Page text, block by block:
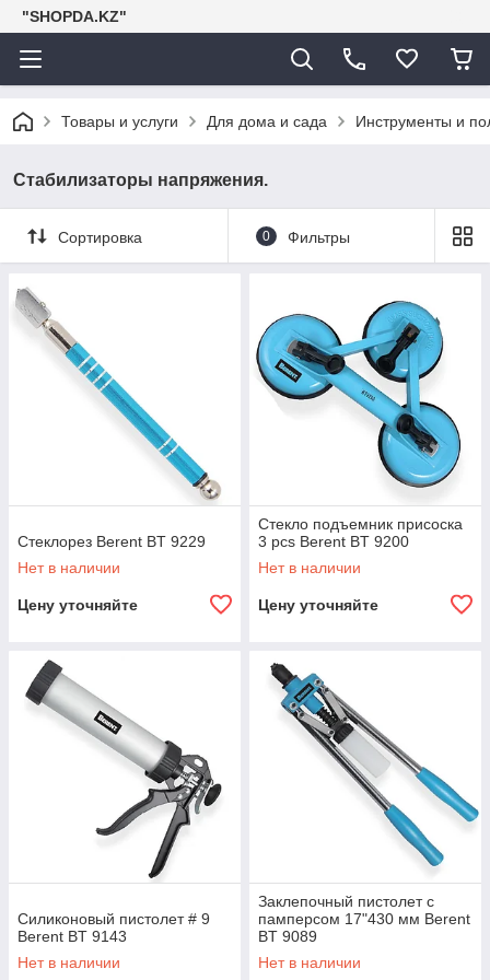
"SHOPDA.KZ"
Товары и услуги Для дома и сада Инструменты и
Стабилизаторы напряжения.
Сортировка 0 Фильтры
Стеклорез Berent BT 9229
Нет в наличии
Цену уточняйте
Стекло подъемник присоска
3 pcs Berent BT 9200
Нет в наличии
Цену уточняйте
Силиконовый пистолет # 9
Berent BT 9143
Нет в наличии
Заклепочный пистолет с
памперсом 17"430 мм Berent
BT 9089
Нет в наличии